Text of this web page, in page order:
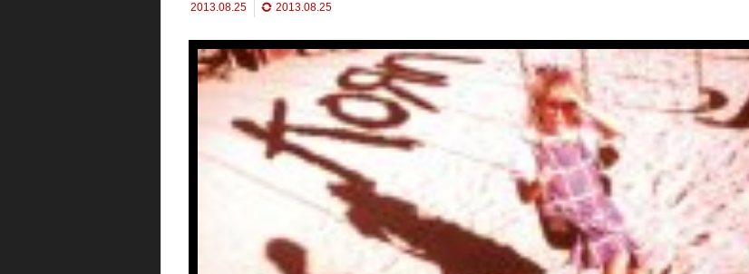
2013.08.25 2013.08.25